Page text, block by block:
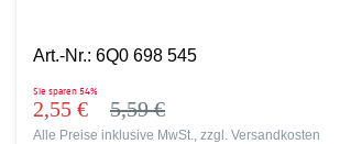
Art.-Nr.: 6Q0 698 545
Sie sparen 54%
2,55 € 5,59 €
Alle Preise inklusive MwSt., zzgl. Versandkosten